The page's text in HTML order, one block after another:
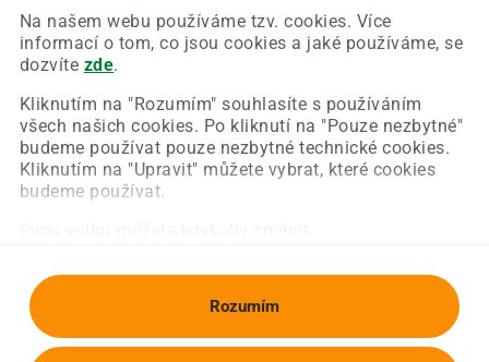
Na našem webu používáme tzv. cookies. Více
informací o tom, co jsou cookies a jaké používáme, se
dozvíte zde.
Kliknutím na "Rozumím" souhlasíte s používáním
všech našich cookies. Po kliknutí na "Pouze nezbytné"
budeme používat pouze nezbytné technické cookies.
Kliknutím na "Upravit" můžete vybrat, které cookies
budeme používat.
Rozumím
Chyba nastala na naší straně a už ji opravujeme.
Zkuste prosím znovu načíst požadovanou stránku.
Obnovit stránku Úvodní strana